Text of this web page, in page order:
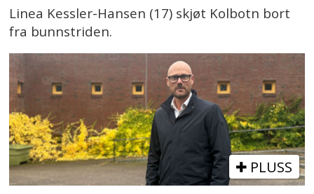
Linea Kessler-Hansen (17) skjøt Kolbotn bort
fra bunnstriden.
PLUSS